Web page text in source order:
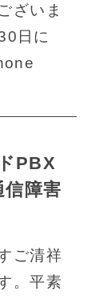
ざいま
日に
PBX
障害
ご清祥
。平素